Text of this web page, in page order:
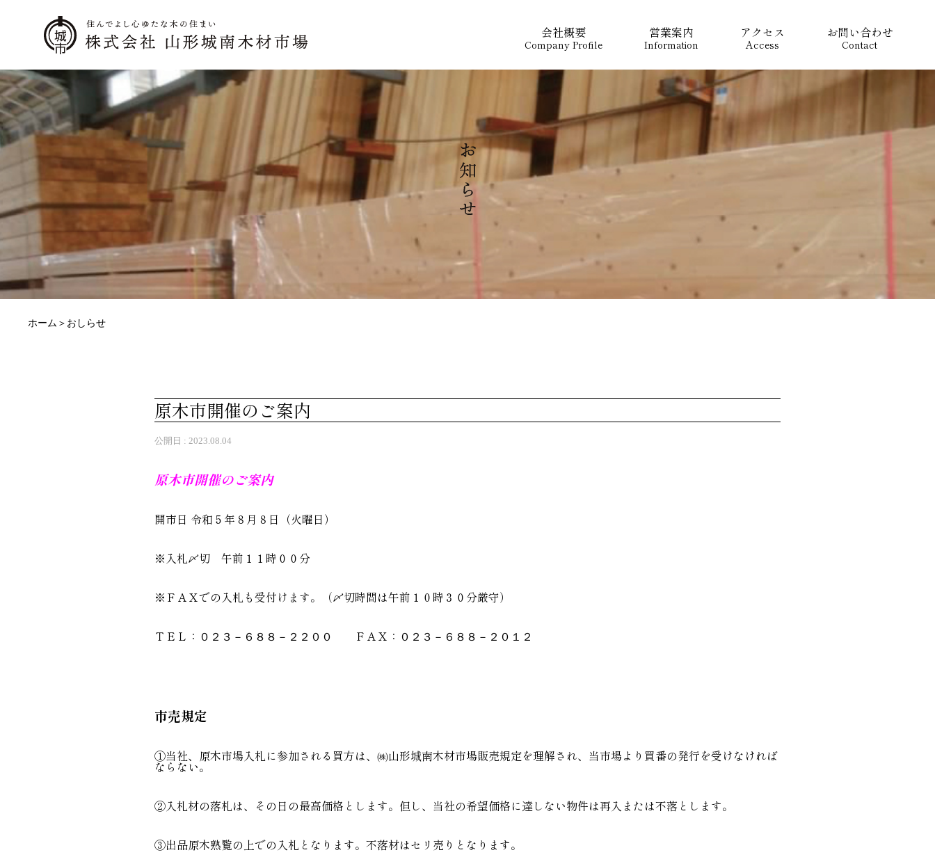
会社概要
Company Profile
営業案内
Information
アクセス
Access
お問い合わせ
Contact
ホーム＞おしらせ
原木市開催のご案内
公開日 : 2023.08.04
原木市開催のご案内
開市日 令和５年８月８日（火曜日）
※入札〆切 午前１１時００分
※ＦＡＸでの入札も受付けます。（〆切時間は午前１０時３０分厳守）
ＴＥＬ： ０２３－６８８－２２００ ＦＡＸ： ０２３－６８８－２０１２
市売規定
①当社、原木市場入札に参加される買方は、㈱山形城南木材市場販売規定を理解され、当市場より買番の発行を受けなければ
ならない。
②入札材の落札は、その日の最高価格とします。但し、当社の希望価格に達しない物件は再入または不落とします。
③出品原木熟覧の上での入札となります。不落材はセリ売りとなります。